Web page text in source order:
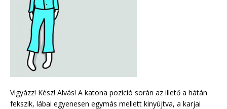
Vigyázz! Kész! Alvás! A katona pozíció során az illető a hátán
fekszik, lábai egyenesen egymás mellett kinyújtva, a karjai